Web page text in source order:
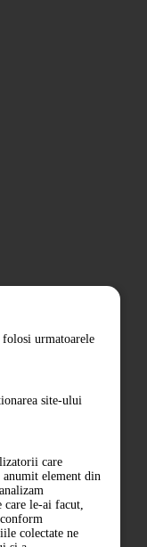
folosi urmatoarele
site-ului
care
anumit element din
care le-ai facut,
colectate ne